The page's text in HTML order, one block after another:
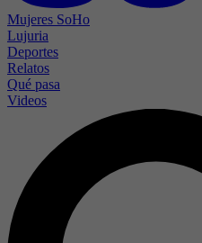
Mujeres SoHo
Lujuria
Deportes
Relatos
Qué pasa
Videos